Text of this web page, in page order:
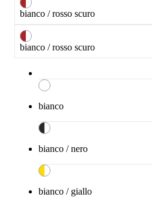
bianco / rosso scuro
bianco / rosso scuro
bianco
bianco / nero
bianco / giallo